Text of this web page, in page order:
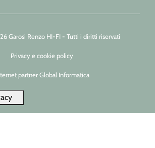
Garosi Renzo HI-FI - Tutti i diritti riservati
Privacy e cookie policy
partner Global Informatica